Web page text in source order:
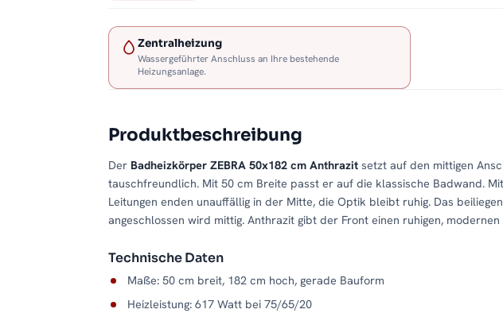
Zentralheizung
Wassergeführter Anschluss an Ihre bestehende
Heizungsanlage.
Produktbeschreibung
Der Badheizkörper ZEBRA 50x182 cm Anthrazit setzt auf den mittigen
tauschfreundlich. Mit 50 cm Breite passt er auf die klassische Badwand.
Leitungen enden unauffällig in der Mitte, die Optik bleibt ruhig. Das
angeschlossen wird mittig. Anthrazit gibt der Front einen ruhigen, modernen
Technische Daten
Maße: 50 cm breit, 182 cm hoch, gerade Bauform
Heizleistung: 617 Watt bei 75/65/20